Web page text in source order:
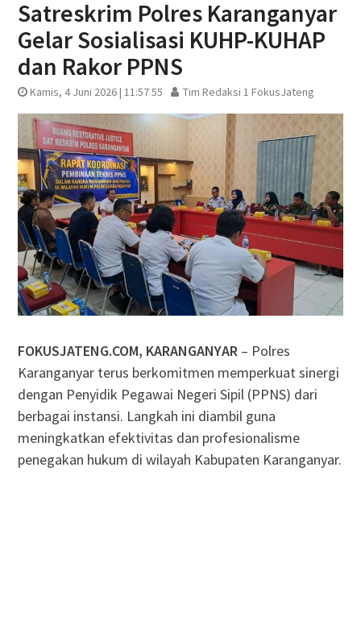
Satreskrim Polres Karanganyar
Gelar Sosialisasi KUHP-KUHAP
dan Rakor PPNS
Kamis, 4 Juni 2026 | 11:57 55 Tim Redaksi 1 FokusJateng
FOKUSJATENG.COM, KARANGANYAR– Polres
Karanganyar terus berkomitmen memperkuat sinergi
dengan Penyidik Pegawai Negeri Sipil (PPNS) dari
berbagai instansi. Langkah ini diambil guna
meningkatkan efektivitas dan profesionalisme
penegakan hukum di wilayah Kabupaten Karanganyar.